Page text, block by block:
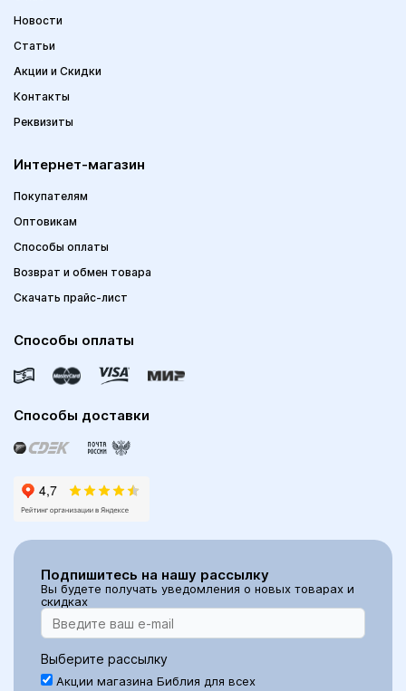
Новости
Статьи
Акции и Скидки
Контакты
Реквизиты
Интернет-магазин
Покупателям
Оптовикам
Способы оплаты
Возврат и обмен товара
Скачать прайс-лист
Способы оплаты
Способы доставки
Подпишитесь на нашу рассылку
Вы будете получать уведомления о новых товарах и
скидках
Выберите рассылку
Акции магазина Библия для всех